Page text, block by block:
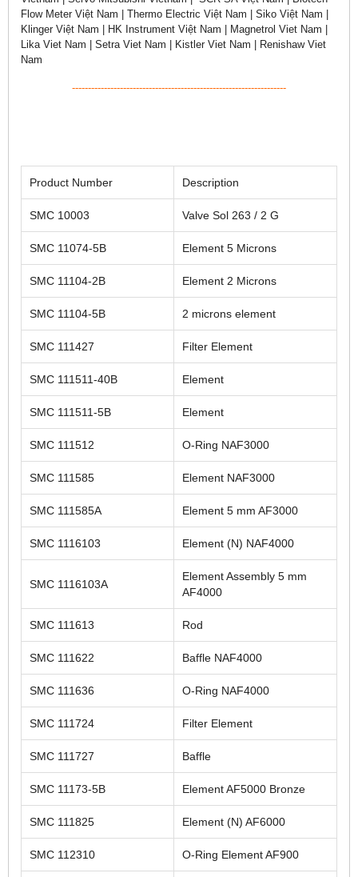
Flow Meter Việt Nam | Thermo Electric Việt Nam | Siko Việt Nam |
Klinger Việt Nam | HK Instrument Việt Nam | Magnetrol Viet Nam |
Lika Viet Nam | Setra Viet Nam | Kistler Viet Nam | Renishaw Viet
Nam
-------------------------------------------------------------------
Product Number Description
SMC 10003 Valve Sol 263 / 2 G
SMC 11074-5B Element 5 Microns
SMC 11104-2B Element 2 Microns
SMC 11104-5B 2 microns element
SMC 111427 Filter Element
SMC 111511-40B Element
SMC 111511-5B Element
SMC 111512 O-Ring NAF3000
SMC 111585 Element NAF3000
SMC 111585A Element 5 mm AF3000
SMC 1116103 Element (N) NAF4000
SMC 1116103A
Element Assembly 5 mm
AF4000
SMC 111613 Rod
SMC 111622 Baffle NAF4000
SMC 111636 O-Ring NAF4000
SMC 111724 Filter Element
SMC 111727 Baffle
SMC 11173-5B Element AF5000 Bronze
SMC 111825 Element (N) AF6000
SMC 112310 O-Ring Element AF900